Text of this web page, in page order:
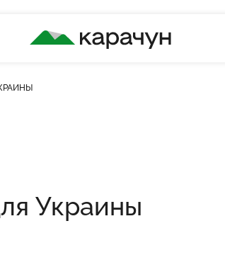
КАРАЧУН
Украины